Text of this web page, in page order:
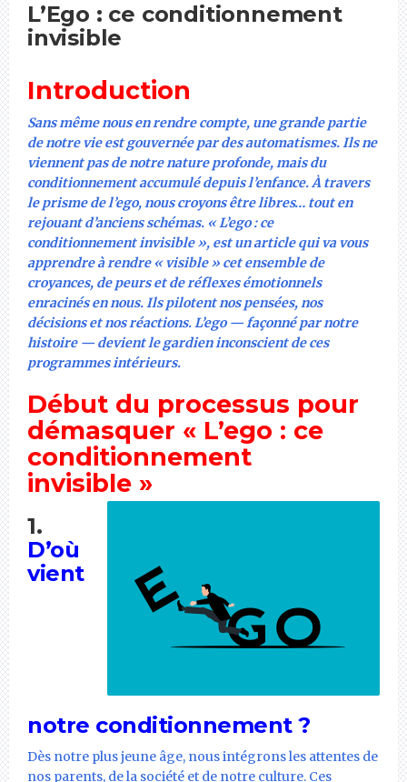
L’Ego : ce conditionnement
invisible
Introduction
Sans même nous en rendre compte, une grande partie
de notre vie est gouvernée par des automatismes. Ils ne
viennent pas de notre nature profonde, mais du
conditionnement accumulé depuis l’enfance. À travers
le prisme de l’ego, nous croyons être libres… tout en
rejouant d’anciens schémas. « L’ego : ce
conditionnement invisible », est un article qui va vous
apprendre à rendre « visible » cet ensemble de
croyances, de peurs et de réflexes émotionnels
enracinés en nous. Ils pilotent nos pensées, nos
décisions et nos réactions. L’ego — façonné par notre
histoire — devient le gardien inconscient de ces
programmes intérieurs.
Début du processus pour
démasquer « L’ego : ce
conditionnement
invisible »
1.
D’où
vient
notre conditionnement ?
Dès notre plus jeune âge, nous intégrons les attentes de
nos parents, de la société et de notre culture. Ces